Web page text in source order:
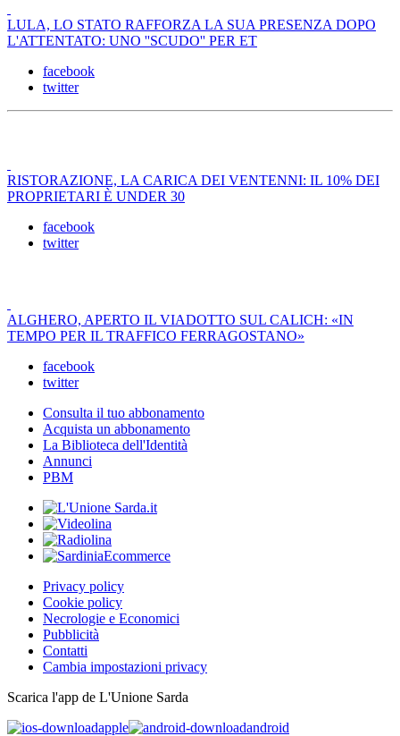
LULA, LO STATO RAFFORZA LA SUA PRESENZA DOPO
L'ATTENTATO: UNO ''SCUDO'' PER ET
facebook
twitter
RISTORAZIONE, LA CARICA DEI VENTENNI: IL 10% DEI
PROPRIETARI È UNDER 30
facebook
twitter
ALGHERO, APERTO IL VIADOTTO SUL CALICH: «IN
TEMPO PER IL TRAFFICO FERRAGOSTANO»
facebook
twitter
Consulta il tuo abbonamento
Acquista un abbonamento
La Biblioteca dell'Identità
Annunci
PBM
Privacy policy
Cookie policy
Necrologie e Economici
Pubblicità
Contatti
Cambia impostazioni privacy
Scarica l'app de L'Unione Sarda
apple
android